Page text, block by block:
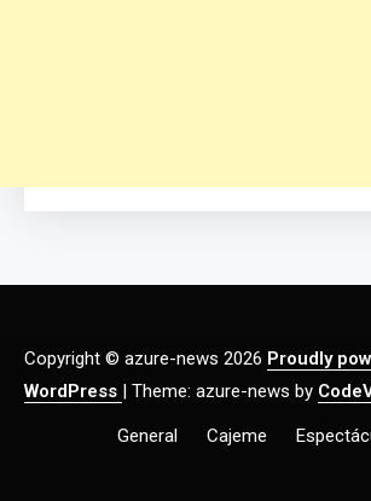
Copyright © azure-news 2026 Proudly
WordPress
Theme: azure-news by
General Cajeme